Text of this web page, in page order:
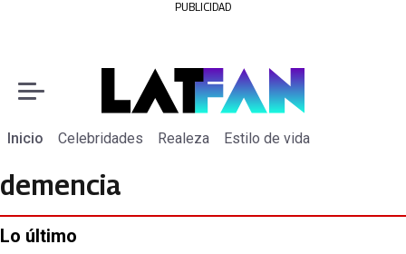
PUBLICIDAD
Inicio Celebridades Realeza Estilo de vida
demencia
Lo último